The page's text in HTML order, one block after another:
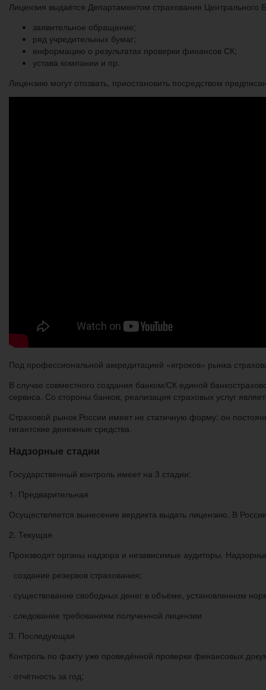
Лицензия выдаётся Департаментом страхования
заявительное обращение;
ряд учредительных бумаг;
информацию о результатах проверки финансов СК;
устава компании и пр.
Лицензию могут отозвать, приостановить посредством
Под профессиональной аккредитацией «игроков» рынка
В случае совместного создания банком/СК единой
сервиса. Со стороны банков, реализация страховых услуг
Страховой рынок России имеет не статичную форму: он
гигантские денежные средства.
Надзорные стадии
Государственный контроль имеет на 3 стадии:
1. Предварительная
Осуществляется вынесение вердикта выдать лицензию. В
2. Текущая
Производят органы надзора и независимые аудиторы.
· создание резервов страхования;
· существование свободных денег в объёме, установленном
· следование требованиям полученной лицензии
3. Последующая
Контроль по факту уже проведённой проверки финансовых
· отчётность за год;